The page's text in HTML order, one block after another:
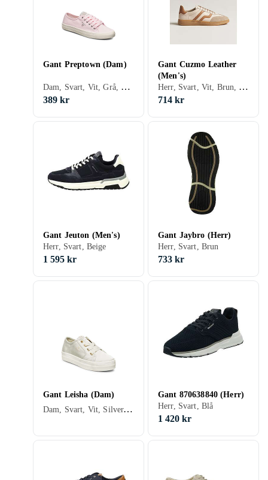
Gant Preptown (Dam)
Dam, Svart, Vit, Grå, Blå, Gul, Rosa, Lila, Snöre
389 kr
Gant Cuzmo Leather
(Men's)
Herr, Svart, Vit, Brun, Beige
714 kr
Gant Jeuton (Men's)
Herr, Svart, Beige
1 595 kr
Gant Jaybro (Herr)
Herr, Svart, Brun
733 kr
Gant Leisha (Dam)
Dam, Svart, Vit, Silver, Grå, Brun, Blå, Röd, Gul, Orange, Beige, Rosa, Khaki, Snöre
Gant 870638840 (Herr)
Herr, Svart, Blå
1 420 kr